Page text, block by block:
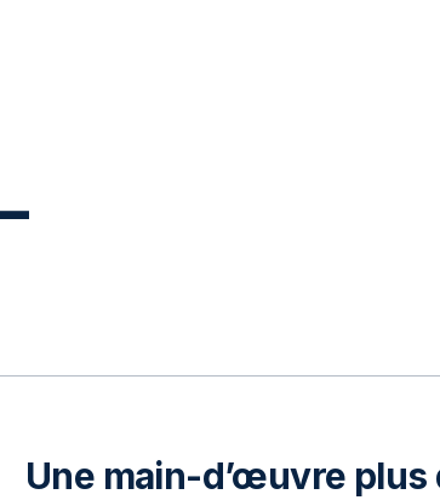
Une main-d’œuvre